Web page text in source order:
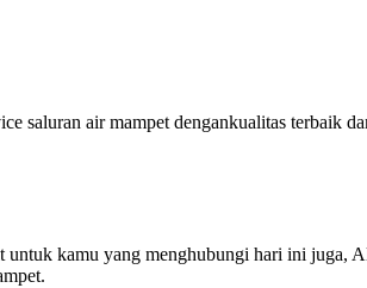
air mampet dengankualitas terbaik
kamu yang menghubungi hari ini juga,